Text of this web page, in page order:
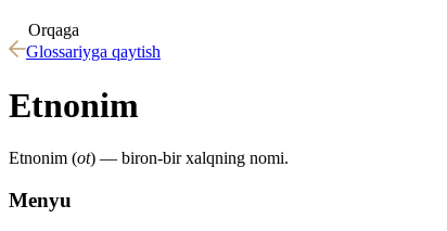
Orqaga
Glossariyga qaytish
Etnonim
Etnonim (ot) — biron-bir xalqning nomi.
Menyu